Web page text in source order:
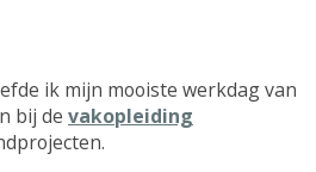
ik mijn mooiste werkdag van
bij de vakopleiding